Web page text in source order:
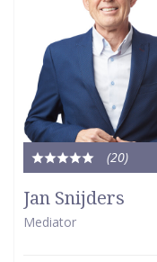
(20)
Totale
waardering:
5
van
Jan Snijders
Mediator